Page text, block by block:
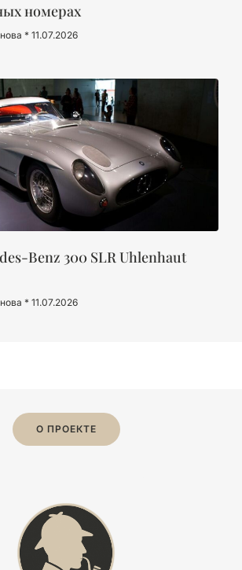
номерах
11.07.2026
Benz 300 SLR Uhlenhaut
11.07.2026
О ПРОЕКТЕ